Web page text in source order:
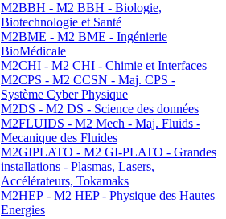
M2BBH - M2 BBH - Biologie,
Biotechnologie et Santé
M2BME - M2 BME - Ingénierie
BioMédicale
M2CHI - M2 CHI - Chimie et Interfaces
M2CPS - M2 CCSN - Maj. CPS -
Système Cyber Physique
M2DS - M2 DS - Science des données
M2FLUIDS - M2 Mech - Maj. Fluids -
Mecanique des Fluides
M2GIPLATO - M2 GI-PLATO - Grandes
installations - Plasmas, Lasers,
Accélérateurs, Tokamaks
M2HEP - M2 HEP - Physique des Hautes
Energies